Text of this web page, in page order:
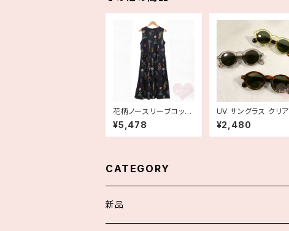
花柄ノースリーブコット
ンフレアワンピース ブラ
ック
¥5,478
UV サングラス クリア
べっ甲 ラウンド
¥2,480
CATEGORY
新品